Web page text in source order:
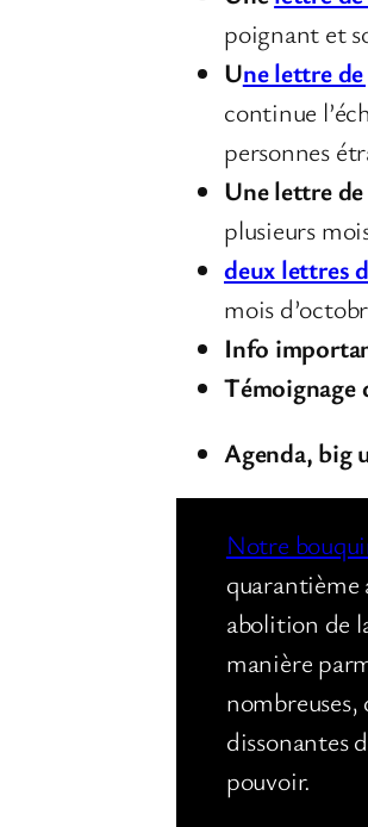
poignant et
Une lettre de
continue
personnes
Une lettre
plusieurs
deux lettres
mois
Info
Témoignage
Agenda, big
Notre
quarantième
abolition de
manière
dissonantes
pouvoir.